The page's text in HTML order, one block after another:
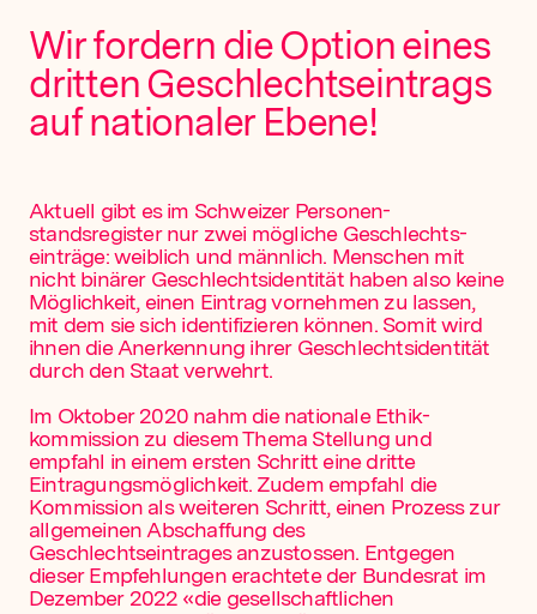
Wir fordern die Option eines
dritten Geschlechtseintrags
auf nationaler Ebene!
Aktuell gibt es im Schweizer Personen­
standsregister nur zwei mögliche Geschlechts­
einträge: weiblich und männlich. Menschen mit
nicht binärer Geschlechts­identität haben also keine
Möglichkeit, einen Eintrag vornehmen zu lassen,
mit dem sie sich identifizieren können. Somit wird
ihnen die Anerkennung ihrer Geschlechtsidentität
durch den Staat verwehrt.
Im Oktober 2020 nahm die nationale Ethik­
kommission zu diesem Thema Stellung und
empfahl in einem ersten Schritt eine dritte
Eintragungsmöglichkeit. Zudem empfahl die
Kommission als weiteren Schritt, einen Prozess zur
allgemeinen Abschaffung des
Geschlechtseintrages anzustossen. Entgegen
dieser Empfehlungen erachtete der Bundesrat im
Dezember 2022 «die gesellschaftlichen